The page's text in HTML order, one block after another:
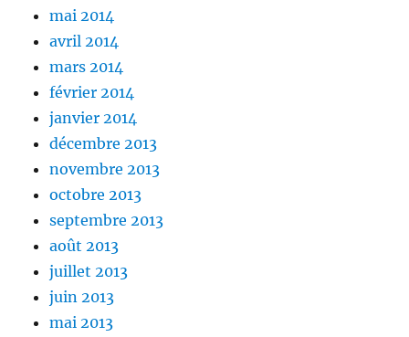
mai 2014
avril 2014
mars 2014
février 2014
janvier 2014
décembre 2013
novembre 2013
octobre 2013
septembre 2013
août 2013
juillet 2013
juin 2013
mai 2013